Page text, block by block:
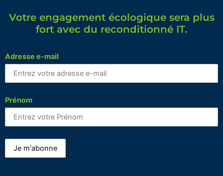
Votre engagement écologique sera plus
fort avec du reconditionné IT.
Adresse e-mail
Prénom